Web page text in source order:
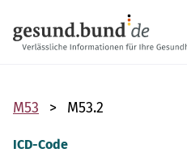
M53 M53.2
ICD-Code